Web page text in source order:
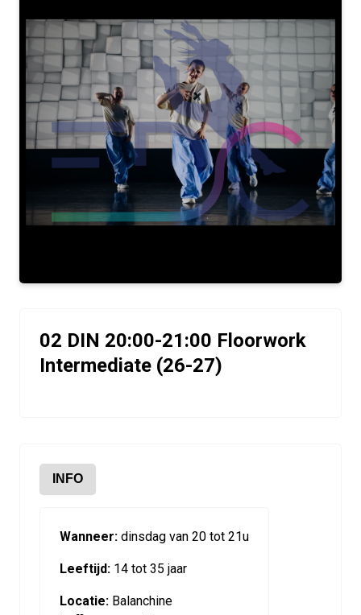
02 DIN 20:00-21:00 Floorwork
Intermediate (26-27)
INFO
Wanneer: dinsdag van 20 tot 21u
Leeftijd: 14 tot 35 jaar
Locatie: Balanchine